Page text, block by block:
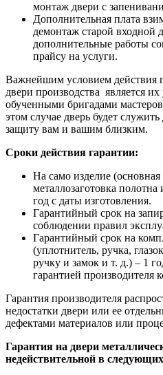
монтаж двери с
Дополнительная плата
демонтаж старой входной
дополнительные работы
прайсу на услуги.
Важнейшим условием действия
двери производства является
обученными бригадами
этом случае дверь будет
защиту вам и вашим близким.
Сроки действия гарантии:
На само изделие
металлозаготовка полотна
год с даты изготовления.
Гарантийный срок на
соблюдении правил
Гарантийный срок на
(уплотнитель, ручка,
ручку и замок и т. д.) – 1
гарантией производителя
Гарантия производителя
недостатки двери или ее
дефектами материалов или
Гарантия на двери
недействительной в